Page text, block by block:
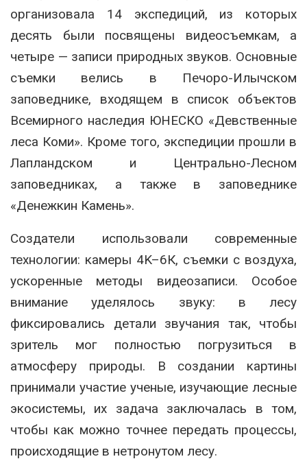
организовала 14 экспедиций, из которых
десять были посвящены видеосъемкам, а
четыре — записи природных звуков. Основные
съемки велись в Печоро-Илычском
заповеднике, входящем в список объектов
Всемирного наследия ЮНЕСКО «Девственные
леса Коми». Кроме того, экспедиции прошли в
Лапландском и Центрально-Лесном
заповедниках, а также в заповеднике
«Денежкин Камень».
Создатели использовали современные
технологии: камеры 4K–6К, съемки с воздуха,
ускоренные методы видеозаписи. Особое
внимание уделялось звуку: в лесу
фиксировались детали звучания так, чтобы
зритель мог полностью погрузиться в
атмосферу природы. В создании картины
принимали участие ученые, изучающие лесные
экосистемы, их задача заключалась в том,
чтобы как можно точнее передать процессы,
происходящие в нетронутом лесу.